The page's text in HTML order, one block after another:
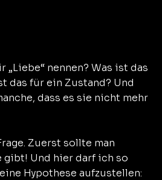
„Liebe“ nennen? Was ist das
das für ein Zustand? Und
dass es sie nicht mehr
Zuerst sollte man
gibt! Und hier darf ich so
Hypothese aufzustellen: